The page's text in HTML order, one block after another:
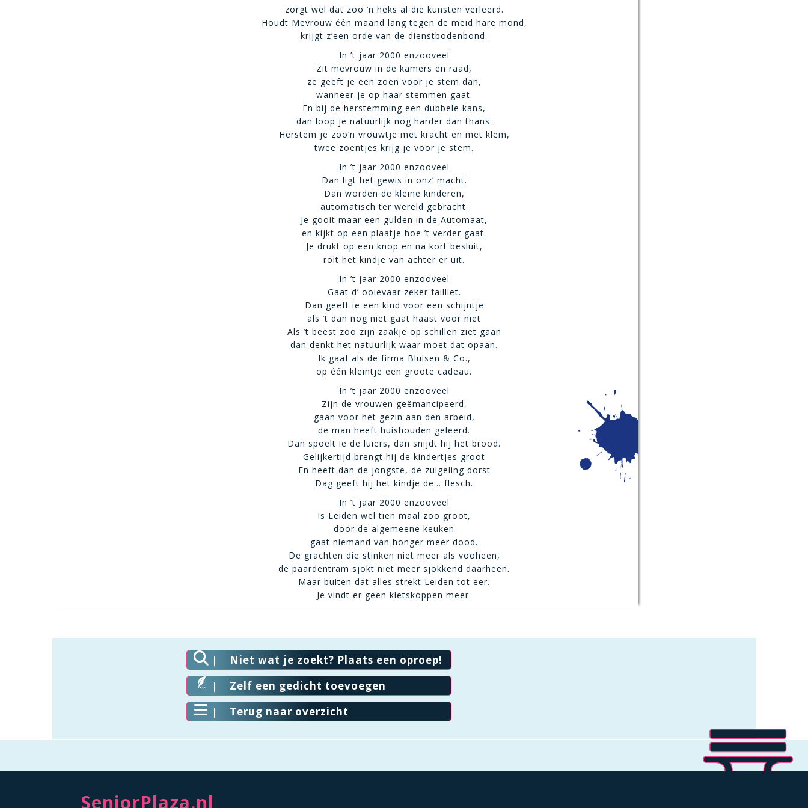
zorgt wel dat zoo ’n heks al die kunsten verleerd.
Houdt Mevrouw één maand lang tegen de meid hare mond,
krijgt z’een orde van de dienstbodenbond.
In ’t jaar 2000 enzooveel
Zit mevrouw in de kamers en raad,
ze geeft je een zoen voor je stem dan,
wanneer je op haar stemmen gaat.
En bij de herstemming een dubbele kans,
dan loop je natuurlijk nog harder dan thans.
Herstem je zoo’n vrouwtje met kracht en met klem,
twee zoentjes krijg je voor je stem.
In ’t jaar 2000 enzooveel
Dan ligt het gewis in onz’ macht.
Dan worden de kleine kinderen,
automatisch ter wereld gebracht.
Je gooit maar een gulden in de Automaat,
en kijkt op een plaatje hoe ’t verder gaat.
Je drukt op een knop en na kort besluit,
rolt het kindje van achter er uit.
In ’t jaar 2000 enzooveel
Gaat d’ ooievaar zeker failliet.
Dan geeft ie een kind voor een schijntje
als ’t dan nog niet gaat haast voor niet
Als ’t beest zoo zijn zaakje op schillen ziet gaan
dan denkt het natuurlijk waar moet dat opaan.
Ik gaaf als de firma Bluisen & Co.,
op één kleintje een groote cadeau.
In ’t jaar 2000 enzooveel
Zijn de vrouwen geëmancipeerd,
gaan voor het gezin aan den arbeid,
de man heeft huishouden geleerd.
Dan spoelt ie de luiers, dan snijdt hij het brood.
Gelijkertijd brengt hij de kindertjes groot
En heeft dan de jongste, de zuigeling dorst
Dag geeft hij het kindje de… flesch.
In ’t jaar 2000 enzooveel
Is Leiden wel tien maal zoo groot,
door de algemeene keuken
gaat niemand van honger meer dood.
De grachten die stinken niet meer als vooheen,
de paardentram sjokt niet meer sjokkend daarheen.
Maar buiten dat alles strekt Leiden tot eer.
Je vindt er geen kletskoppen meer.
Niet wat je zoekt? Plaats een oproep!
Zelf een gedicht toevoegen
Terug naar overzicht
SeniorPlaza.nl